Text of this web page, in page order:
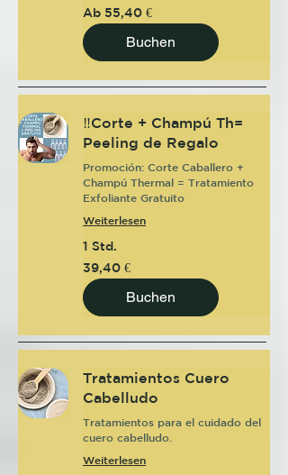
Ab
55,40
Euro
Ab 55,40 €
Buchen
‼️Corte + Champú Th=
Peeling de Regalo
Promoción: Corte Caballero +
Champú Thermal = Tratamiento
Exfoliante Gratuito
Weiterlesen
1 Std.
39,40
Euro
39,40 €
Buchen
Tratamientos Cuero
Cabelludo
Tratamientos para el cuidado del
cuero cabelludo.
Weiterlesen